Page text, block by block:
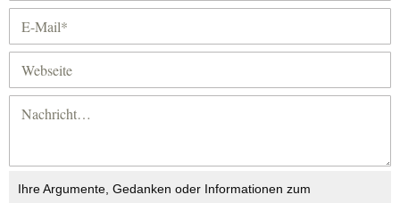
Ihre Argumente, Gedanken oder Informationen zum